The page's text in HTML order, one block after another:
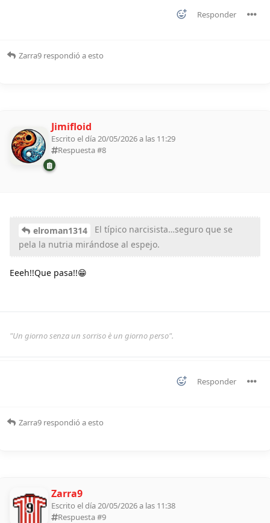
Responder
Zarra9 respondió a esto
Jimifloid
Escrito el día 20/05/2026 a las 11:29
Respuesta #8
elroman1314
El típico narcisista…seguro que se
pela la nutria mirándose al espejo.
Eeeh!!Que pasa!!😁
"Un giorno senza un sorriso è un giorno perso".
Responder
Zarra9 respondió a esto
Zarra9
Escrito el día 20/05/2026 a las 11:38
Respuesta #9